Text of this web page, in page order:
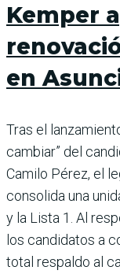
Kemper
en
Tras el
cambiar” del
Camilo Pérez, el
consolida una
y la Lista 1. Al
los candidatos a
total respaldo al